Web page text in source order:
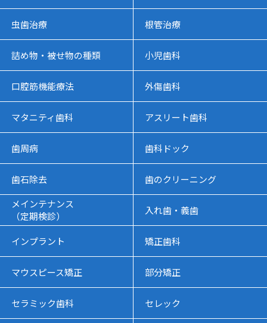
虫歯治療 根管治療
詰め物・被せ物の種類 小児歯科
口腔筋機能療法 外傷歯科
マタニティ歯科 アスリート歯科
歯周病 歯科ドック
歯石除去
歯のクリーニング
メインテナンス
（定期検診）
入れ歯・義歯
インプラント 矯正歯科
マウスピース矯正 部分矯正
セラミック歯科 セレック